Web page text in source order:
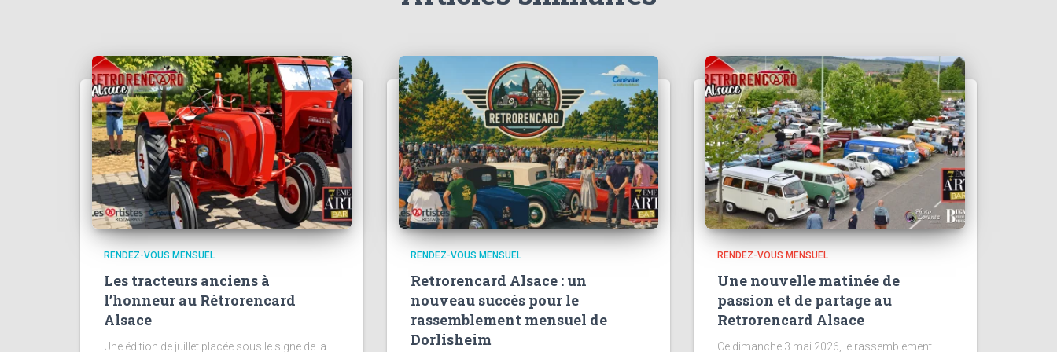
RENDEZ-VOUS MENSUEL
Les tracteurs anciens à
l’honneur au Rétrorencard
Alsace
Une édition de juillet placée sous le signe de la
RENDEZ-VOUS MENSUEL
Retrorencard Alsace : un
nouveau succès pour le
rassemblement mensuel de
Dorlisheim
RENDEZ-VOUS MENSUEL
Une nouvelle matinée de
passion et de partage au
Retrorencard Alsace
Ce dimanche 3 mai 2026, le rassemblement